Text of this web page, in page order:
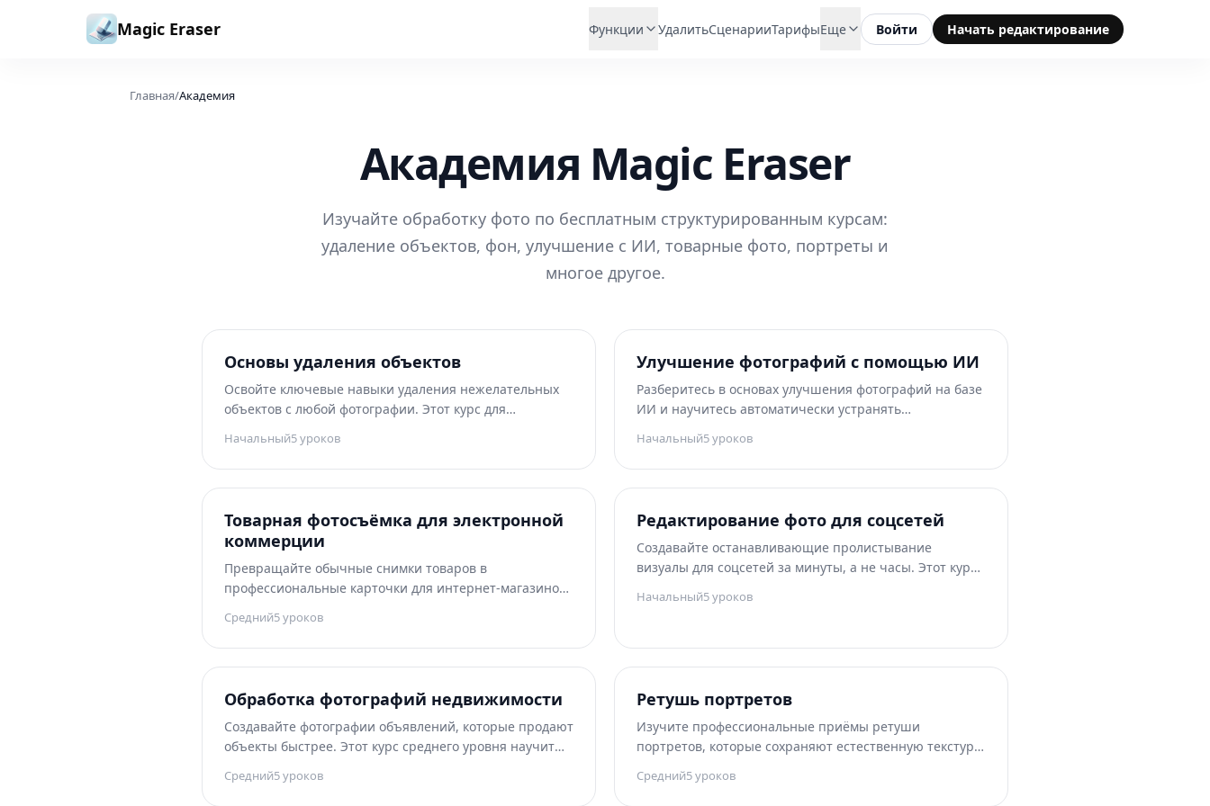
Перейти к содержимому
Magic Eraser Функции УдалитьСценарииТарифыЕще Войти Начать редактирование
Главная/Академия
Академия Magic Eraser
Изучайте обработку фото по бесплатным структурированным курсам:
удаление объектов, фон, улучшение с ИИ, товарные фото, портреты и
многое другое.
Основы удаления объектов
Освойте ключевые навыки удаления нежелательных
объектов с любой фотографии. Этот курс для
выделения на основе ИИ, обработкой сложных сцен и
пакетными процессами, чтобы вы могли уверенно
очищать изображения.
Начальный5уроков
Улучшение фотографий с помощью ИИ
Разберитесь в основах улучшения фотографий на базе
ИИ и научитесь автоматически устранять
для начинающих охватывает коррекцию освещения,
повышение резкости, цветокоррекцию и
интеллектуальное увеличение.
Начальный5уроков
Товарная фотосъёмка для электронной
коммерции
Превращайте обычные снимки товаров в
профессиональные карточки для интернет-магазинов.
маркетплейсов, техники белого фона, конверсию из
lifestyle в студийное качество, пакетное
редактирование каталогов и стратегии оптимизации
Средний5уроков
Редактирование фото для соцсетей
Создавайте останавливающие пролистывание
визуалы для соцсетей за минуты, а не часы. Этот курс
платформ, приёмам редактирования, привлекающим
пакетным процессам для еженедельного
планирования и оптимизации вертикального формата
Начальный5уроков
Обработка фотографий недвижимости
Создавайте фотографии объявлений, которые продают
объекты быстрее. Этот курс среднего уровня научит
интерьеры, очищать кадры экстерьеров, заменять
Средний5уроков
Ретушь портретов
Изучите профессиональные приёмы ретуши
портретов, которые сохраняют естественную текстуру
курс охватывает всё: от мягкого разглаживания кожи
Средний5уроков